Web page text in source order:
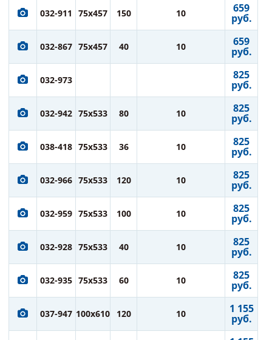
032-911 75x457 150 10 659
руб.
032-867 75x457 40 10 659
руб.
032-973 825
руб.
032-942 75x533 80 10 825
руб.
038-418 75x533 36 10 825
руб.
032-966 75x533 120 10 825
руб.
032-959 75x533 100 10 825
руб.
032-928 75x533 40 10 825
руб.
032-935 75x533 60 10 825
руб.
037-947 100x610 120 10 1 155
руб.